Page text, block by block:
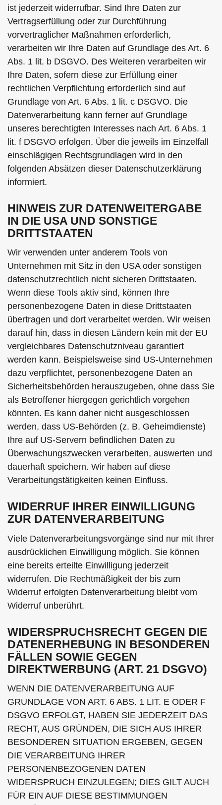
ist jederzeit widerrufbar. Sind Ihre Daten zur
Vertragserfüllung oder zur Durchführung
vorvertraglicher Maßnahmen erforderlich,
verarbeiten wir Ihre Daten auf Grundlage des Art. 6
Abs. 1 lit. b DSGVO. Des Weiteren verarbeiten wir
Ihre Daten, sofern diese zur Erfüllung einer
rechtlichen Verpflichtung erforderlich sind auf
Grundlage von Art. 6 Abs. 1 lit. c DSGVO. Die
Datenverarbeitung kann ferner auf Grundlage
unseres berechtigten Interesses nach Art. 6 Abs. 1
lit. f DSGVO erfolgen. Über die jeweils im Einzelfall
einschlägigen Rechtsgrundlagen wird in den
folgenden Absätzen dieser Datenschutzerklärung
informiert.
HINWEIS ZUR DATENWEITERGABE
IN DIE USA UND SONSTIGE
DRITTSTAATEN
Wir verwenden unter anderem Tools von
Unternehmen mit Sitz in den USA oder sonstigen
datenschutzrechtlich nicht sicheren Drittstaaten.
Wenn diese Tools aktiv sind, können Ihre
personenbezogene Daten in diese Drittstaaten
übertragen und dort verarbeitet werden. Wir weisen
darauf hin, dass in diesen Ländern kein mit der EU
vergleichbares Datenschutzniveau garantiert
werden kann. Beispielsweise sind US-Unternehmen
dazu verpflichtet, personenbezogene Daten an
Sicherheitsbehörden herauszugeben, ohne dass Sie
als Betroffener hiergegen gerichtlich vorgehen
könnten. Es kann daher nicht ausgeschlossen
werden, dass US-Behörden (z. B. Geheimdienste)
Ihre auf US-Servern befindlichen Daten zu
Überwachungszwecken verarbeiten, auswerten und
dauerhaft speichern. Wir haben auf diese
Verarbeitungstätigkeiten keinen Einfluss.
WIDERRUF IHRER EINWILLIGUNG
ZUR DATENVERARBEITUNG
Viele Datenverarbeitungsvorgänge sind nur mit Ihrer
ausdrücklichen Einwilligung möglich. Sie können
eine bereits erteilte Einwilligung jederzeit
widerrufen. Die Rechtmäßigkeit der bis zum
Widerruf erfolgten Datenverarbeitung bleibt vom
Widerruf unberührt.
WIDERSPRUCHSRECHT GEGEN DIE
DATENERHEBUNG IN BESONDEREN
FÄLLEN SOWIE GEGEN
DIREKTWERBUNG (ART. 21 DSGVO)
WENN DIE DATENVERARBEITUNG AUF
GRUNDLAGE VON ART. 6 ABS. 1 LIT. E ODER F
DSGVO ERFOLGT, HABEN SIE JEDERZEIT DAS
RECHT, AUS GRÜNDEN, DIE SICH AUS IHRER
BESONDEREN SITUATION ERGEBEN, GEGEN
DIE VERARBEITUNG IHRER
PERSONENBEZOGENEN DATEN
WIDERSPRUCH EINZULEGEN; DIES GILT AUCH
FÜR EIN AUF DIESE BESTIMMUNGEN